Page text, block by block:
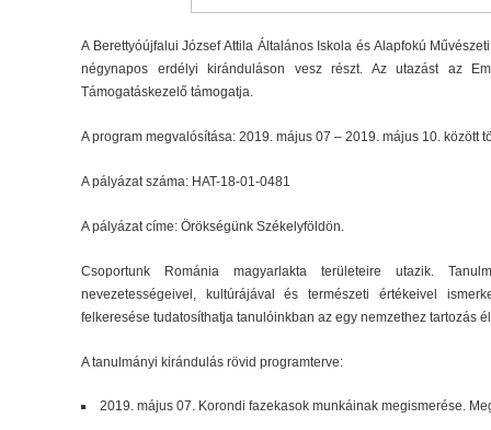
A Berettyóújfalui József Attila Általános Iskola és Alapfokú
négynapos erdélyi kiránduláson vesz részt. Az utazást az
Támogatáskezelő támogatja.
A program megvalósítása: 2019. május 07 – 2019. május 10. között
A pályázat száma: HAT-18-01-0481
A pályázat címe: Örökségünk Székelyföldön.
Csoportunk Románia magyarlakta területeire utazik.
nevezetességeivel, kultúrájával és természeti értékeivel
felkeresése tudatosíthatja tanulóinkban az egy nemzethez tartozás
A tanulmányi kirándulás rövid programterve:
2019. május 07. Korondi fazekasok munkáinak megismerése.